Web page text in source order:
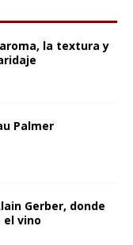
la textura y
Palmer
Gerber, donde
el vino